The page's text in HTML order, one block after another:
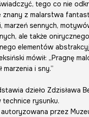
tego co nie
znany z malarstwa
marzeń sennych,
ale także
elementów
mówił: „Pragnę
i sny.”
dzieło Zdzisława
rysunku.
przez